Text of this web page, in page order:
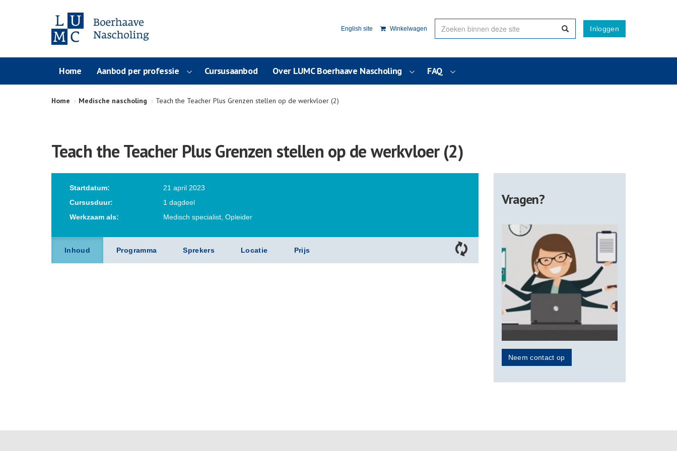
Inloggen
English site Winkelwagen
Home Aanbod per professie Cursusaanbod Over LUMC Boerhaave Nascholing FAQ
Home Medische nascholing Teach the Teacher Plus Grenzen stellen op de werkvloer (2)
Teach the Teacher Plus Grenzen stellen op de werkvloer (2)
Startdatum:
21 april 2023
Cursusduur:
1 dagdeel
Werkzaam als:
Medisch specialist, Opleider
Inhoud Programma Sprekers Locatie Prijs
Vragen?
Neem contact op